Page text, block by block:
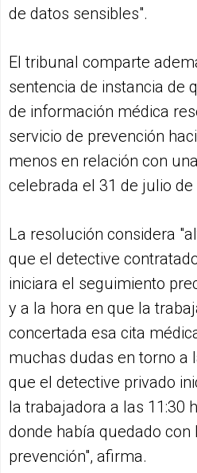
de datos sensibles".
El tribunal comparte
sentencia de instancia de
de información médica
servicio de prevención
menos en relación con
celebrada el 31 de julio de
La resolución considera
que el detective
iniciara el seguimiento
y a la hora en que la
concertada esa cita
muchas dudas en torno a
que el detective privado
la trabajadora a las 11:30
donde había quedado con
prevención", afirma.